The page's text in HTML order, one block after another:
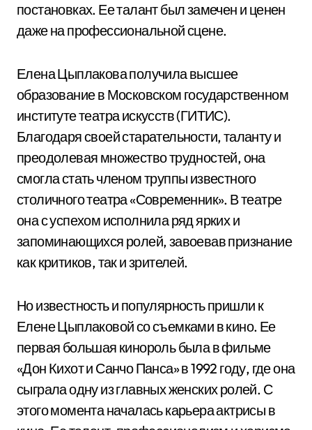
постановках. Ее талант был замечен и ценен
даже на профессиональной сцене.
Елена Цыплакова получила высшее
образование в Московском государственном
институте театра искусств (ГИТИС).
Благодаря своей старательности, таланту и
преодолевая множество трудностей, она
смогла стать членом труппы известного
столичного театра «Современник». В театре
она с успехом исполнила ряд ярких и
запоминающихся ролей, завоевав признание
как критиков, так и зрителей.
Но известность и популярность пришли к
Елене Цыплаковой со съемками в кино. Ее
первая большая кинороль была в фильме
«Дон Кихот и Санчо Панса» в 1992 году, где она
сыграла одну из главных женских ролей. С
этого момента началась карьера актрисы в